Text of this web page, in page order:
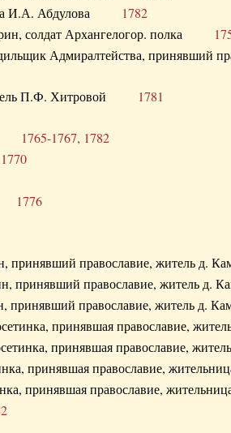
И.А. Абдулова 1782
солдат Архангелогор. полка
Адмиралтейства,
П.Ф. Хитровой 1781
1765-1767, 1782
1770
1776
принявший православие, житель
принявший православие, житель
принявший православие, житель
принявшая православие,
принявшая православие,
принявшая православие,
принявшая православие,